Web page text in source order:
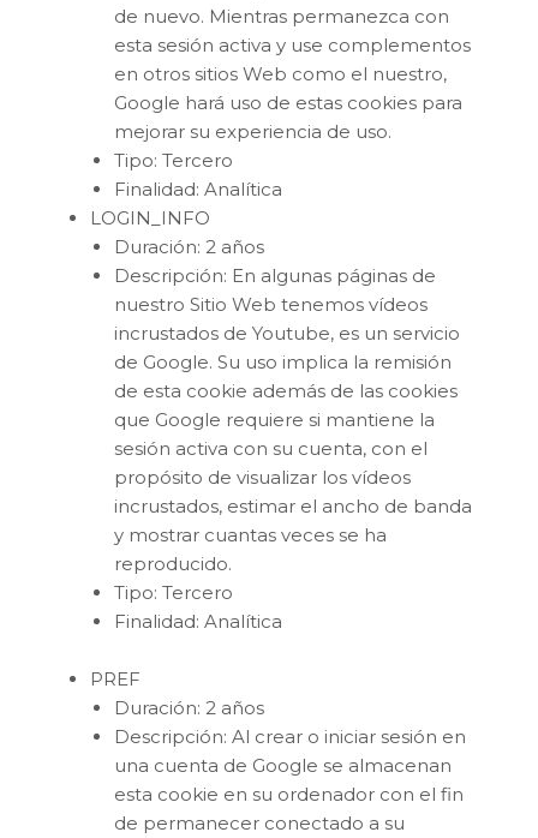
de nuevo. Mientras permanezca con
esta sesión activa y use complementos
en otros sitios Web como el nuestro,
Google hará uso de estas cookies para
mejorar su experiencia de uso.
Tipo: Tercero
Finalidad: Analítica
LOGIN_INFO
Duración: 2 años
Descripción: En algunas páginas de
nuestro Sitio Web tenemos vídeos
incrustados de Youtube, es un servicio
de Google. Su uso implica la remisión
de esta cookie además de las cookies
que Google requiere si mantiene la
sesión activa con su cuenta, con el
propósito de visualizar los vídeos
incrustados, estimar el ancho de banda
y mostrar cuantas veces se ha
reproducido.
Tipo: Tercero
Finalidad: Analítica
PREF
Duración: 2 años
Descripción: Al crear o iniciar sesión en
una cuenta de Google se almacenan
esta cookie en su ordenador con el fin
de permanecer conectado a su